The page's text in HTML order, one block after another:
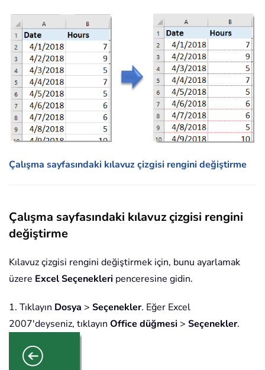
Çalışma sayfasındaki kılavuz çizgisi rengini değiştirme
Çalışma sayfasındaki kılavuz çizgisi rengini
değiştirme
Kılavuz çizgisi rengini değiştirmek için, bunu ayarlamak
üzere Excel Seçenekleri penceresine gidin.
1. Tıklayın Dosya > Seçenekler. Eğer Excel
2007'deyseniz, tıklayın Office düğmesi > Seçenekler.